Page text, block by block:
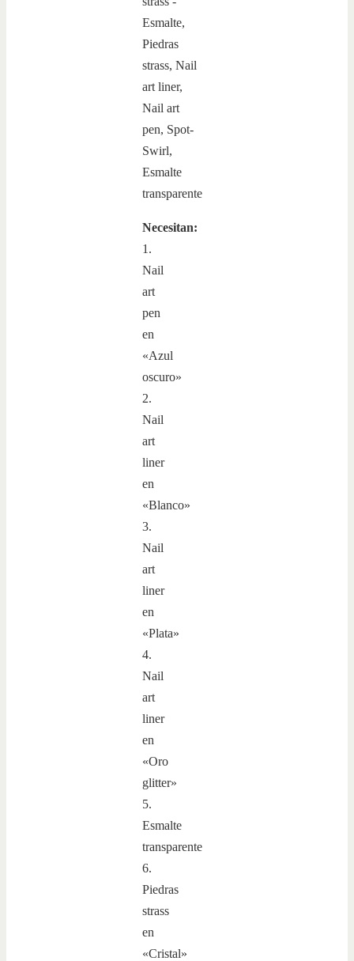
Necesitan:
1.
Nail
art
pen
en
«Azul
oscuro»
2.
Nail
art
liner
en
«Blanco»
3.
Nail
art
liner
en
«Plata»
4.
Nail
art
liner
en
«Oro
glitter»
5.
Esmalte
transparente
6.
Piedras
strass
en
«Cristal»